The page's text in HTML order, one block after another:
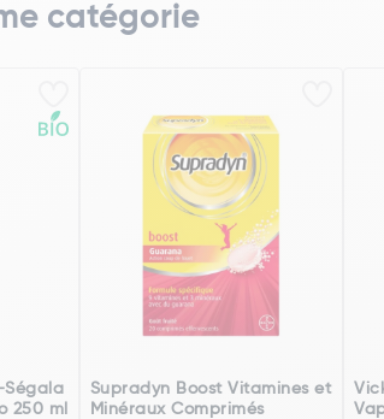
catégorie
Ségala
250 ml
Supradyn Boost Vitamines et
Minéraux Comprimés